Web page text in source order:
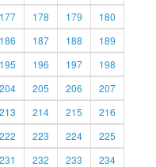
177 178 179
180
186 187 188
189
195 196 197
198
204 205 206
207
213 214 215
216
222 223 224
225
231 232 233
234